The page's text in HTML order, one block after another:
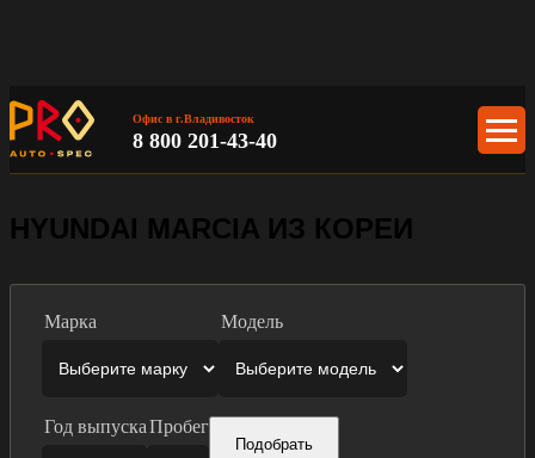
Офис в г.Владивосток
8 800 201-43-40
HYUNDAI MARCIA ИЗ КОРЕИ
Марка Модель
Год выпускаПробег
Подобрать